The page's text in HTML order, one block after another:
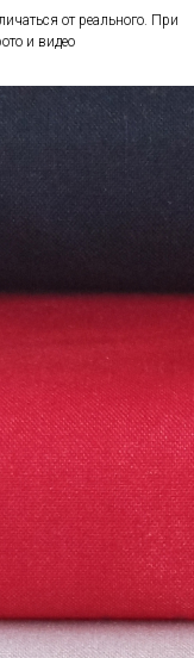
от реального. При
и видео